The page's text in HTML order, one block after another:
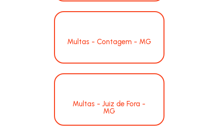
Multas - Contagem - MG
Multas - Juiz de Fora -
MG